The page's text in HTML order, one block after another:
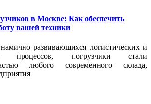
в Москве: Как обеспечить
вашей техники
развивающихся логистических и
процессов, погрузчики стали
любого современного склада,